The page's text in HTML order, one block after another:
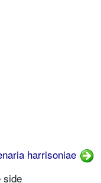
harrisoniae
side